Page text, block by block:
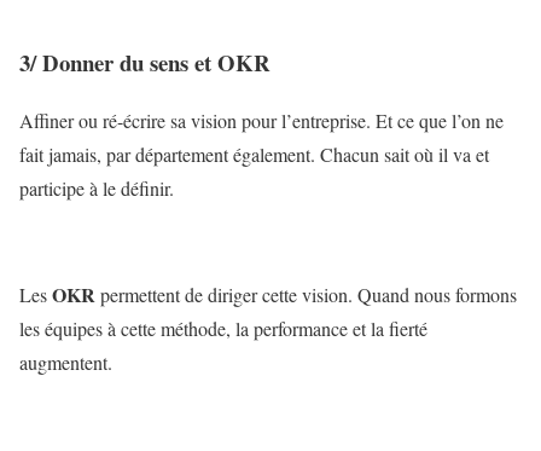
3/ Donner du sens et OKR
Affiner ou ré-écrire sa vision pour l’entreprise. Et ce que l’on ne
fait jamais, par département également. Chacun sait où il va et
participe à le définir.
LesOKRpermettent de diriger cette vision. Quand nous formons
les équipes à cette méthode, la performance et la fierté
augmentent.